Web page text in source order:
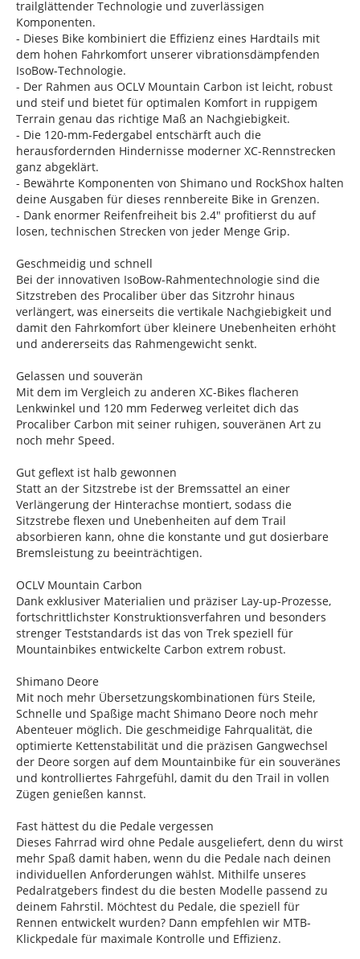
trailglättender Technologie und zuverlässigen
Komponenten.
- Dieses Bike kombiniert die Effizienz eines Hardtails mit
dem hohen Fahrkomfort unserer vibrationsdämpfenden
IsoBow-Technologie.
- Der Rahmen aus OCLV Mountain Carbon ist leicht, robust
und steif und bietet für optimalen Komfort in ruppigem
Terrain genau das richtige Maß an Nachgiebigkeit.
- Die 120-mm-Federgabel entschärft auch die
herausfordernden Hindernisse moderner XC-Rennstrecken
ganz abgeklärt.
- Bewährte Komponenten von Shimano und RockShox halten
deine Ausgaben für dieses rennbereite Bike in Grenzen.
- Dank enormer Reifenfreiheit bis 2.4" profitierst du auf
losen, technischen Strecken von jeder Menge Grip.
Geschmeidig und schnell
Bei der innovativen IsoBow-Rahmentechnologie sind die
Sitzstreben des Procaliber über das Sitzrohr hinaus
verlängert, was einerseits die vertikale Nachgiebigkeit und
damit den Fahrkomfort über kleinere Unebenheiten erhöht
und andererseits das Rahmengewicht senkt.
Gelassen und souverän
Mit dem im Vergleich zu anderen XC-Bikes flacheren
Lenkwinkel und 120 mm Federweg verleitet dich das
Procaliber Carbon mit seiner ruhigen, souveränen Art zu
noch mehr Speed.
Gut geflext ist halb gewonnen
Statt an der Sitzstrebe ist der Bremssattel an einer
Verlängerung der Hinterachse montiert, sodass die
Sitzstrebe flexen und Unebenheiten auf dem Trail
absorbieren kann, ohne die konstante und gut dosierbare
Bremsleistung zu beeinträchtigen.
OCLV Mountain Carbon
Dank exklusiver Materialien und präziser Lay-up-Prozesse,
fortschrittlichster Konstruktionsverfahren und besonders
strenger Teststandards ist das von Trek speziell für
Mountainbikes entwickelte Carbon extrem robust.
Shimano Deore
Mit noch mehr Übersetzungskombinationen fürs Steile,
Schnelle und Spaßige macht Shimano Deore noch mehr
Abenteuer möglich. Die geschmeidige Fahrqualität, die
optimierte Kettenstabilität und die präzisen Gangwechsel
der Deore sorgen auf dem Mountainbike für ein souveränes
und kontrolliertes Fahrgefühl, damit du den Trail in vollen
Zügen genießen kannst.
Fast hättest du die Pedale vergessen
Dieses Fahrrad wird ohne Pedale ausgeliefert, denn du wirst
mehr Spaß damit haben, wenn du die Pedale nach deinen
individuellen Anforderungen wählst. Mithilfe unseres
Pedalratgebers findest du die besten Modelle passend zu
deinem Fahrstil. Möchtest du Pedale, die speziell für
Rennen entwickelt wurden? Dann empfehlen wir MTB-
Klickpedale für maximale Kontrolle und Effizienz.